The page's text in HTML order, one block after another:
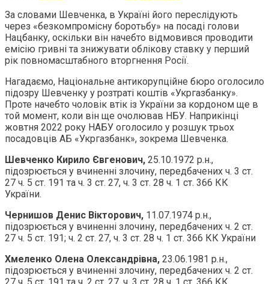
За словами Шевченка, в Україні його переслідують
через «безкомпромісну боротьбу» на посаді голови
Нацбанку, оскільки він начебто відмовився проводити
емісію гривні та знижувати облікову ставку у перший
рік повномасштабного вторгнення Росії.
Нагадаємо, Національне антикорупційне бюро оголосило
підозру Шевченку у розтраті коштів «Укргазбанку».
Проте начебто чоловік втік із України за кордоном ще в
той момент, коли він ще очолював НБУ. Наприкінці
жовтня 2022 року НАБУ оголосило у розшук трьох
посадовців АБ «Укргазбанк», зокрема Шевченка.
Шевченко Кирило Євгенович, 25.10.1972 р.н.,
підозрюється у вчиненні злочину, передбачених ч. 3 ст.
27 ч. 5 ст. 191 та ч. 3 ст. 27, ч. 3 ст. 28 ч. 1 ст. 366 КК
України.
Чернишов Денис Вікторович, 11.07.1974 р.н.,
підозрюється у вчиненні злочину, передбачених ч. 2 ст.
27 ч. 5 ст. 191; ч. 2 ст. 27, ч. 3 ст. 28 ч. 1 ст. 366 КК України
Хмеленко Олена Олександрівна, 23.06.1981 р.н.,
підозрюється у вчиненні злочину, передбачених ч. 2 ст.